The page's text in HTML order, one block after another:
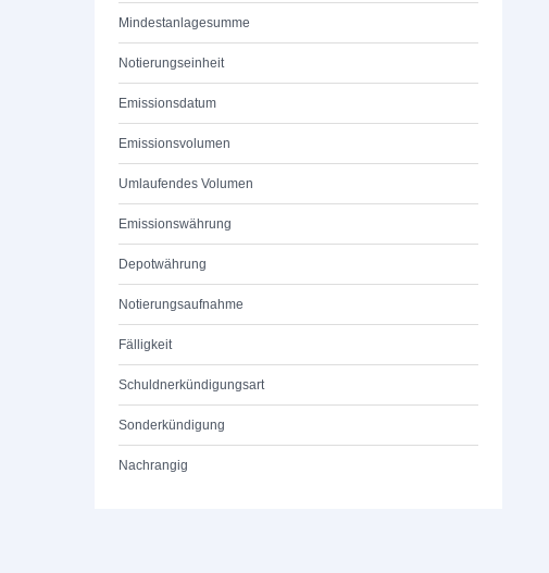
Mindestanlagesumme
Notierungseinheit
Emissionsdatum
Emissionsvolumen
Umlaufendes Volumen
Emissionswährung
Depotwährung
Notierungsaufnahme
Fälligkeit
Schuldnerkündigungsart
Sonderkündigung
Nachrangig